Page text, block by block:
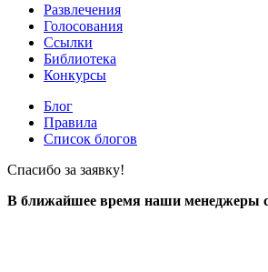
Развлечения
Голосования
Ссылки
Библиотека
Конкурсы
Блог
Правила
Список блогов
Спасибо за заявку!
В ближайшее время наши менеджеры